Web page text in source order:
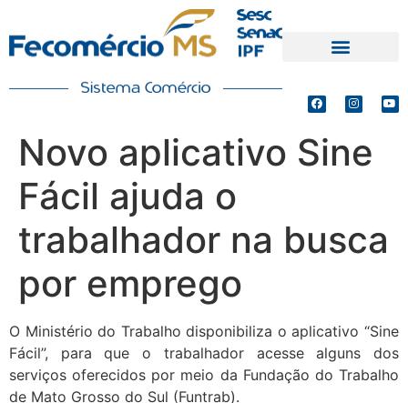
Novo aplicativo Sine
Fácil ajuda o
trabalhador na busca
por emprego
O Ministério do Trabalho disponibiliza o aplicativo “Sine
Fácil”, para que o trabalhador acesse alguns dos
serviços oferecidos por meio da Fundação do Trabalho
de Mato Grosso do Sul (Funtrab).